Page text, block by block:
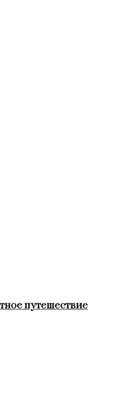
путешествие